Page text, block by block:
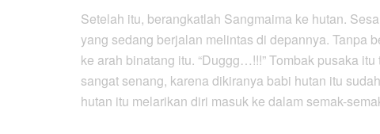
Setelah itu, berangkatlah Sangmaima ke hutan.
yang sedang berjalan melintas di depannya. Tanpa
ke arah binatang itu. “Duggg…!!!” Tombak pusaka
sangat senang, karena dikiranya babi hutan itu
hutan itu melarikan diri masuk ke dalam semak-